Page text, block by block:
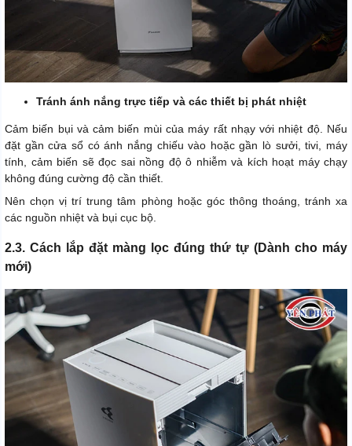
Tránh ánh nắng trực tiếp và các thiết bị phát nhiệt
Cảm biến bụi và cảm biến mùi của máy rất nhạy với nhiệt độ. Nếu
đặt gần cửa sổ có ánh nắng chiếu vào hoặc gần lò sưởi, tivi, máy
tính, cảm biến sẽ đọc sai nồng độ ô nhiễm và kích hoạt máy chạy
không đúng cường độ cần thiết.
Nên chọn vị trí trung tâm phòng hoặc góc thông thoáng, tránh xa
các nguồn nhiệt và bụi cục bộ.
2.3. Cách lắp đặt màng lọc đúng thứ tự (Dành cho máy
mới)